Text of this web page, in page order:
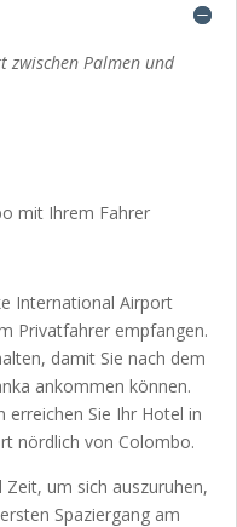
zwischen Palmen und
mit Ihrem Fahrer
International Airport
Privatfahrer empfangen.
damit Sie nach dem
ankommen können.
erreichen Sie Ihr Hotel in
nördlich von Colombo.
um sich auszuruhen,
Spaziergang am